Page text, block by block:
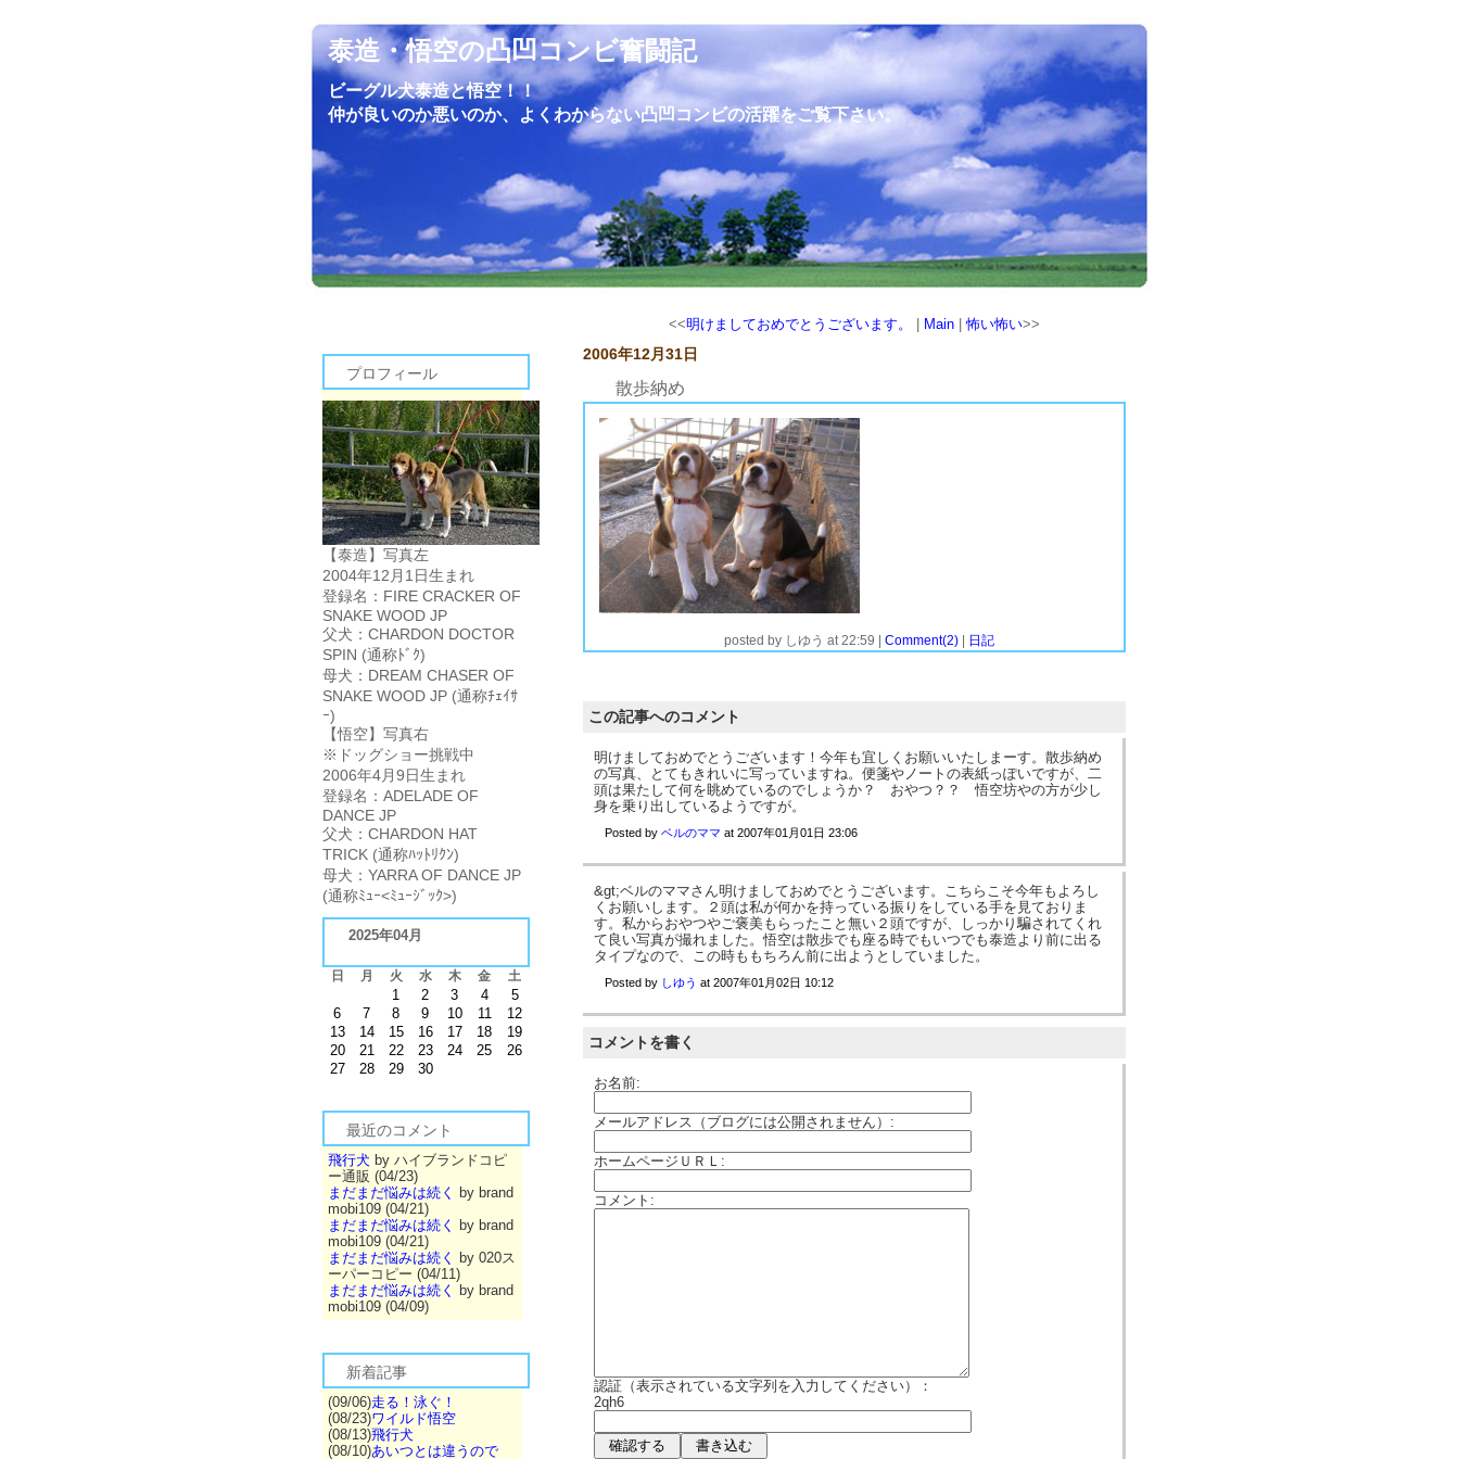
泰造・悟空の凸凹コンビ奮闘記
ビーグル犬泰造と悟空！！
仲が良いのか悪いのか、よくわからない凸凹コンビの活躍をご覧下さい。
プロフィール
【泰造】写真左
2004年12月1日生まれ
登録名：FIRE CRACKER OF
SNAKE WOOD JP
父犬：CHARDON DOCTOR
SPIN (通称ﾄﾞｸ)
母犬：DREAM CHASER OF
SNAKE WOOD JP (通称ﾁｪｲｻ
ｰ)
【悟空】写真右
※ドッグショー挑戦中
2006年4月9日生まれ
登録名：ADELADE OF
DANCE JP
父犬：CHARDON HAT
TRICK (通称ﾊｯﾄﾘｸﾝ)
母犬：YARRA OF DANCE JP
(通称ﾐｭｰ<ﾐｭｰｼﾞｯｸ>)
2025年04月
日 月 火 水 木 金 土
1 2 3 4
5
6
7 8 9 10 11
12
13
14 15 16 17 18
19
20
21 22 23 24 25
26
27
28 29 30
最近のコメント
飛行犬 by ハイブランドコピ
ー通販 (04/23)
まだまだ悩みは続く
by brand
mobi109 (04/21)
まだまだ悩みは続く
by brand
mobi109 (04/21)
まだまだ悩みは続く
by 020ス
ーパーコピー (04/11)
まだまだ悩みは続く
by brand
mobi109 (04/09)
新着記事
(09/06)走る！泳ぐ！
(08/23)ワイルド悟空
(08/13)飛行犬
(08/10)あいつとは違うので
<<明けましておめでとうございます。 Main |怖い怖い>>
2006年12月31日
散歩納め
posted by しゆう at 22:59 Comment(2)| 日記
この記事へのコメント
明けましておめでとうございます！今年も宜しくお願いいたしまーす。散歩納め
の写真、とてもきれいに写っていますね。便箋やノートの表紙っぽいですが、二
頭は果たして何を眺めているのでしょうか？ おやつ？？ 悟空坊やの方が少し
身を乗り出しているようですが。
Posted by ベルのママ at 2007年01月01日 23:06
&gt;ベルのママさん明けましておめでとうございます。こちらこそ今年もよろし
くお願いします。２頭は私が何かを持っている振りをしている手を見ておりま
す。私からおやつやご褒美もらったこと無い２頭ですが、しっかり騙されてくれ
て良い写真が撮れました。悟空は散歩でも座る時でもいつでも泰造より前に出る
タイプなので、この時ももちろん前に出ようとしていました。
Posted by しゆう at 2007年01月02日 10:12
コメントを書く
お名前:
メールアドレス（ブログには公開されません）:
ホームページＵＲＬ:
コメント:
認証（表示されている文字列を入力してください）：
2qh6